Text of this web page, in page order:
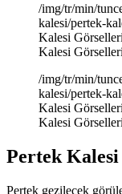
/img/tr/min/
kalesi/pertek-
Kalesi
Kalesi
/img/tr/min/
kalesi/pertek-
Kalesi
Kalesi
Pertek Kalesi
Pertek gezilecek